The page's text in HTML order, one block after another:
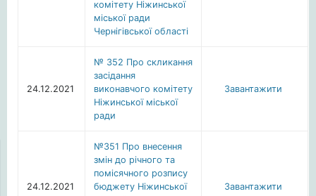
комітету Ніжинської
міської ради
Чернігівської області
24.12.2021
№ 352 Про скликання
засідання
виконавчого комітету
Ніжинської міської
ради
Завантажити
24.12.2021
№351 Про внесення
змін до річного та
помісячного розпису
бюджету Ніжинської
Завантажити